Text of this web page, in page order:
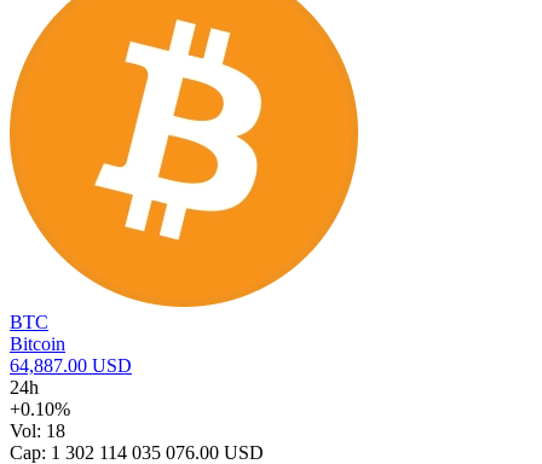
BTC
Bitcoin
64,887.00 USD
24h
+0.10%
Vol: 18
Cap: 1 302 114 035 076.00 USD